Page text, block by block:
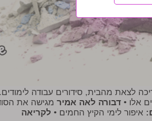
לצאת מהבית, סידורים עבודה לימודים..
אלו • דבורה לאה אמיר מגישה את
איפור לימי הקיץ החמים • לקריאה